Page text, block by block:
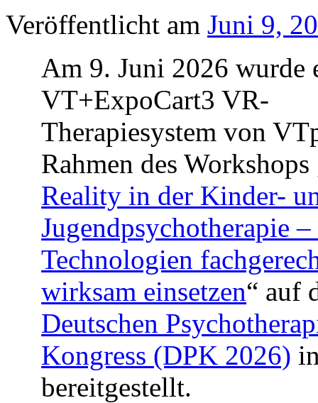
Veröffentlicht am Juni 9,
Am 9. Juni 2026 wurde
VT+ExpoCart3 VR-
Therapiesystem von
Rahmen des Workshops
Reality in der Kinder-
Jugendpsychotherapie –
Technologien
wirksam einsetzen“ auf
Deutschen
Kongress (DPK 2026)
bereitgestellt.